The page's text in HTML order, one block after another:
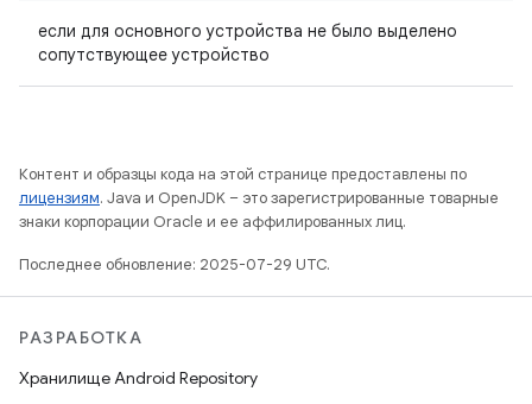
если для основного устройства не было выделено
сопутствующее устройство
Контент и образцы кода на этой странице предоставлены по
лицензиям. Java и OpenJDK – это зарегистрированные товарные
знаки корпорации Oracle и ее аффилированных лиц.
Последнее обновление: 2025-07-29 UTC.
РАЗРАБОТКА
Хранилище Android Repository